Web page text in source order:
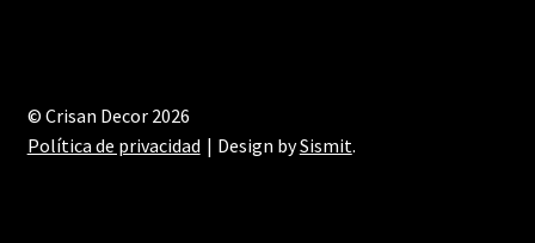
© Crisan Decor 2026
Política de privacidad
Design bySismit.